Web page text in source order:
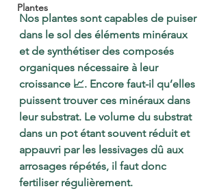
Plantes
Nos plantes sont capables de puiser
dans le sol des éléments minéraux
et de synthétiser des composés
organiques nécessaire à leur
croissance 📈. Encore faut-il qu’elles
puissent trouver ces minéraux dans
leur substrat. Le volume du substrat
dans un pot étant souvent réduit et
appauvri par les lessivages dû aux
arrosages répétés, il faut donc
fertiliser régulièrement.